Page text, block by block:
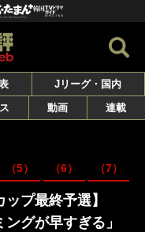
Jリーグ・国内
動画 連載
（5） （6） （7）
プ最終予選】
グが早すぎる」